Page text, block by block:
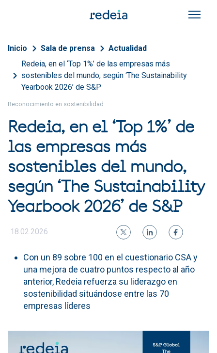
Sobrescribir enlaces de
Inicio Sala de prensa
Actualidad
Redeia, en el ‘Top 1%’ de las empresas más
sostenibles del mundo, según ‘The Sustainability
Yearbook 2026’ de S&P
Reconocimiento en sostenibilidad
Redeia, en el ‘Top 1%’ de
las empresas más
sostenibles del mundo,
según ‘The Sustainability
Yearbook 2026’ de S&P
18.02.2026
Con un 89 sobre 100 en el cuestionario CSA y
una mejora de cuatro puntos respecto al año
anterior, Redeia refuerza su liderazgo en
sostenibilidad situándose entre las 70
empresas líderes